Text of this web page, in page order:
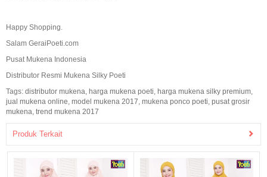
Happy Shopping.
Salam GeraiPoeti.com
Pusat Mukena Indonesia
Distributor Resmi Mukena Silky Poeti
Tags: distributor mukena, harga mukena poeti, harga mukena silky premium,
jual mukena online, model mukena 2017, mukena ponco poeti, pusat grosir
mukena, trend mukena 2017
Produk Terkait